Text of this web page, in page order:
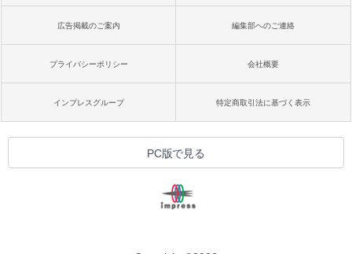
広告掲載のご案内 編集部へのご連絡
プライバシーポリシー 会社概要
インプレスグループ 特定商取引法に基づく表示
PC版で見る